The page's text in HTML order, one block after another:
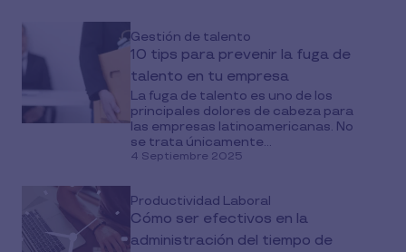
Gestión de talento
10 tips para prevenir la fuga de
talento en tu empresa
La fuga de talento es uno de los
principales dolores de cabeza para
las empresas latinoamericanas. No
se trata únicamente...
4 Septiembre 2025
Productividad Laboral
Cómo ser efectivos en la
administración del tiempo de